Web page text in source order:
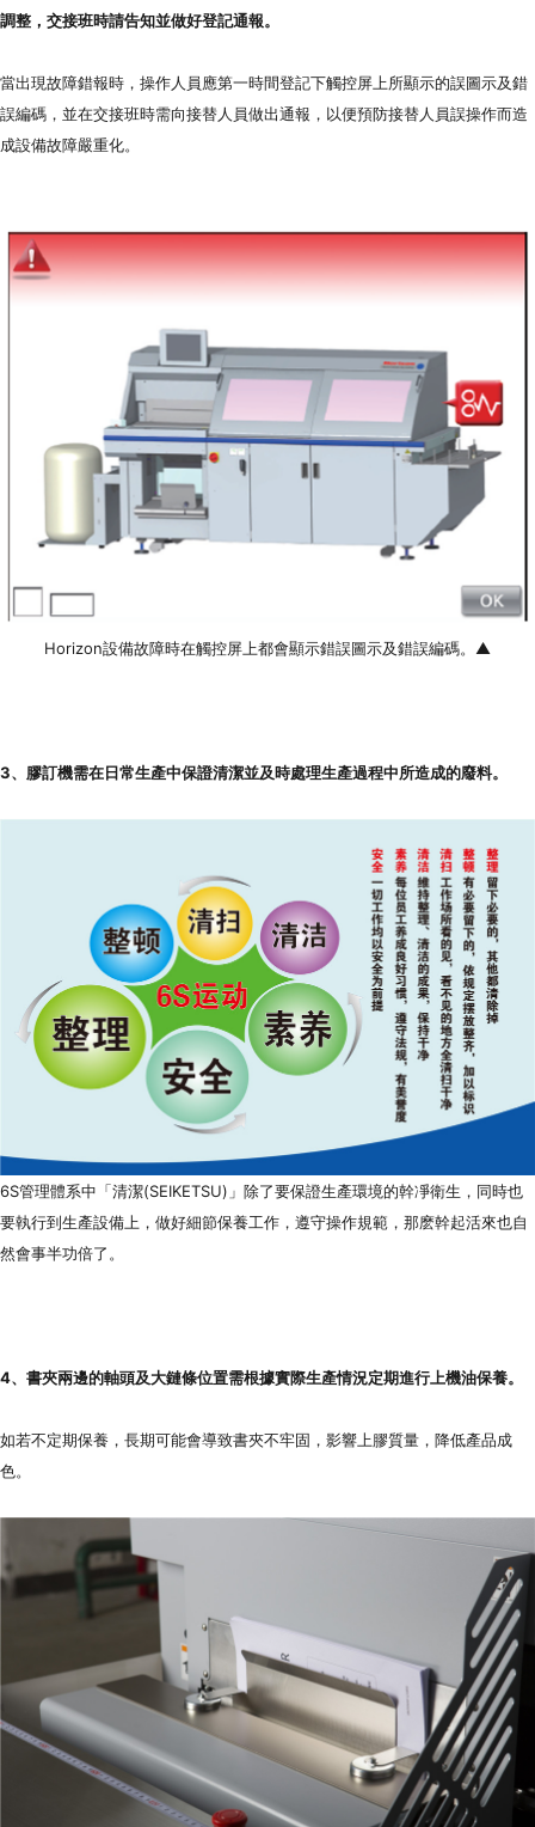
調整，交接班時請告知並做好登記通報。
當出現故障錯報時，操作人員應第一時間登記下觸控屏上所顯示的誤圖示及錯
誤編碼，並在交接班時需向接替人員做出通報，以便預防接替人員誤操作而造
成設備故障嚴重化。
Horizon設備故障時在觸控屏上都會顯示錯誤圖示及錯誤編碼。▲
3、膠訂機需在日常生產中保證清潔並及時處理生產過程中所造成的廢料。
6S管理體系中「清潔(SEIKETSU)」除了要保證生產環境的幹凈衛生，同時也
要執行到生產設備上，做好細節保養工作，遵守操作規範，那麽幹起活來也自
然會事半功倍了。
4、書夾兩邊的軸頭及大鏈條位置需根據實際生產情況定期進行上機油保養。
如若不定期保養，長期可能會導致書夾不牢固，影響上膠質量，降低產品成
色。